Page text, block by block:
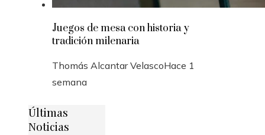
Juegos de mesa con historia y
tradición milenaria
Thomás Alcantar VelascoHace 1
semana
Últimas
Noticias